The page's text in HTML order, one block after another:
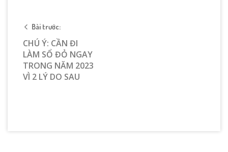
Bài trước:
CHÚ Ý: CẦN ĐI
LÀM SỔ ĐỎ NGAY
TRONG NĂM 2023
VÌ 2 LÝ DO SAU